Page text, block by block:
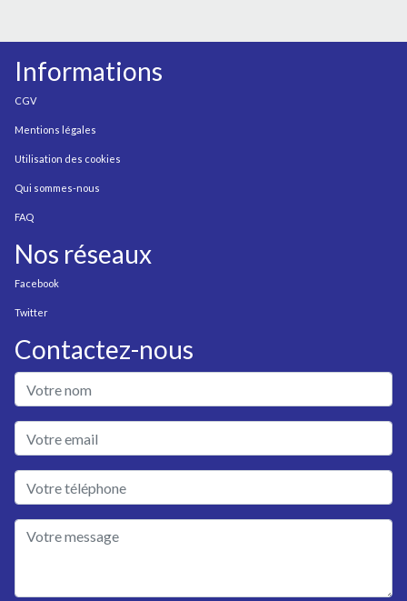
Informations
CGV
Mentions légales
Utilisation des cookies
Qui sommes-nous
FAQ
Nos réseaux
Facebook
Twitter
Contactez-nous